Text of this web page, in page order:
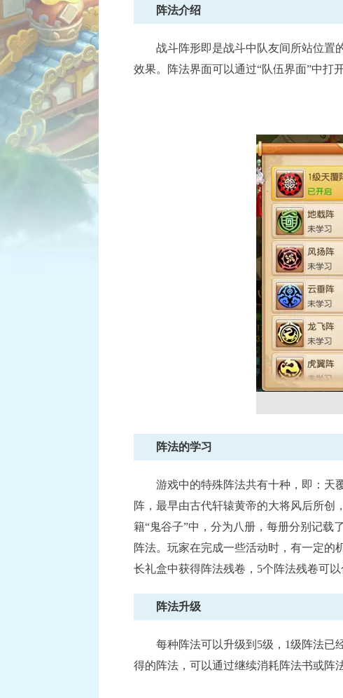
逐
积分赛：
《梦幻
阵法介绍
战斗阵形即是战斗中队友间所站位置的
效果。阵法界面可以通过“队伍界面”中打
阵法的学习
游戏中的特殊阵法共有十种，即：天覆
阵，最早由古代轩辕黄帝的大将风后所创
籍“鬼谷子”中，分为八册，每册分别记载
阵法。玩家在完成一些活动时，有一定的
长礼盒中获得阵法残卷，5个阵法残卷可以
阵法升级
每种阵法可以升级到5级，1级阵法已经
得的阵法，可以通过继续消耗阵法书或阵